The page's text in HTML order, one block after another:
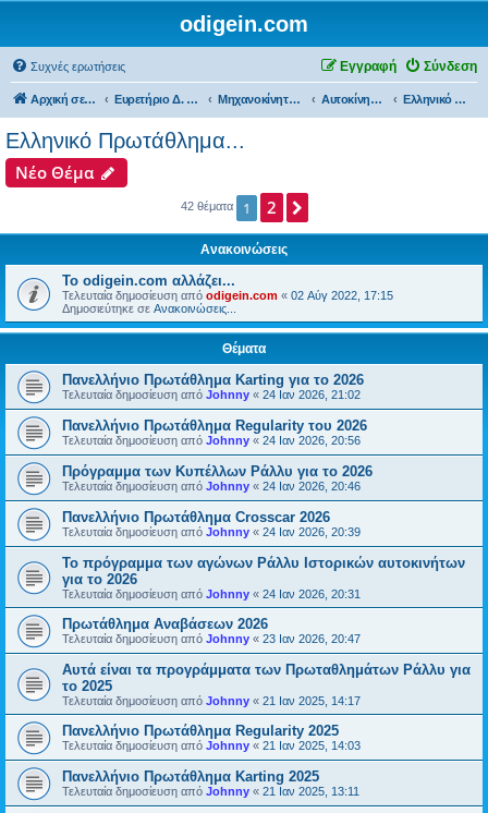
odigein.com
Συχνές ερωτήσεις Σύνδεση
Εγγραφή
Αρχική σελίδα Ευρετήριο Δ. Συζήτησης Μηχανοκίνητος αθλητισμός και μη... Αυτοκίνητα... Ελληνικό Πρωτάθλημα...
Ελληνικό Πρωτάθλημα...
Νέο Θέμα
42 θέματα 1 2
Ανακοινώσεις
Το odigein.com αλλάζει...
Τελευταία δημοσίευση από odigein.com « 02 Αύγ 2022, 17:15
Δημοσιεύτηκε σε Ανακοινώσεις...
Θέματα
Πανελλήνιο Πρωτάθλημα Karting για το 2026
Τελευταία δημοσίευση από Johnny « 24 Ιαν 2026, 21:02
Πανελλήνιο Πρωτάθλημα Regularity του 2026
Τελευταία δημοσίευση από Johnny « 24 Ιαν 2026, 20:56
Πρόγραμμα των Κυπέλλων Ράλλυ για το 2026
Τελευταία δημοσίευση από Johnny « 24 Ιαν 2026, 20:46
Πανελλήνιο Πρωτάθλημα Crosscar 2026
Τελευταία δημοσίευση από Johnny « 24 Ιαν 2026, 20:39
Το πρόγραμμα των αγώνων Ράλλυ Ιστορικών αυτοκινήτων
για το 2026
Τελευταία δημοσίευση από Johnny « 24 Ιαν 2026, 20:31
Πρωτάθλημα Αναβάσεων 2026
Τελευταία δημοσίευση από Johnny « 23 Ιαν 2026, 20:47
Αυτά είναι τα προγράμματα των Πρωταθλημάτων Ράλλυ για
το 2025
Τελευταία δημοσίευση από Johnny « 21 Ιαν 2025, 14:17
Πανελλήνιο Πρωτάθλημα Regularity 2025
Τελευταία δημοσίευση από Johnny « 21 Ιαν 2025, 14:03
Πανελλήνιο Πρωτάθλημα Karting 2025
Τελευταία δημοσίευση από Johnny « 21 Ιαν 2025, 13:11